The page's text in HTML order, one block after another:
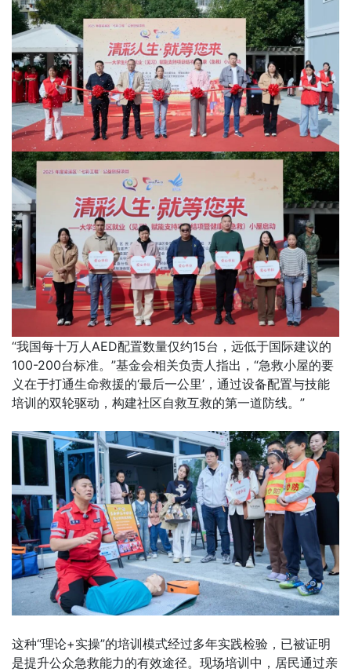
“我国每十万人AED配置数量仅约15台，远低于国际建议的
100-200台标准。”基金会相关负责人指出，“急救小屋的要
义在于打通生命救援的‘最后一公里’，通过设备配置与技能
培训的双轮驱动，构建社区自救互救的第一道防线。”
这种“理论+实操”的培训模式经过多年实践检验，已被证明
是提升公众急救能力的有效途径。现场培训中，居民通过亲